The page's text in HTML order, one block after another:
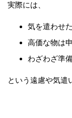
実際には、
気を遣わせ
高価な物は
わざわざ準
という遠慮や気遣